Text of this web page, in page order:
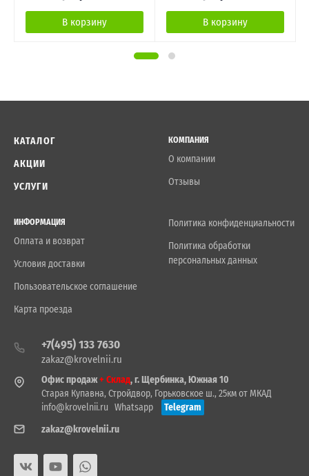
В корзину В корзину
КАТАЛОГ
АКЦИИ
УСЛУГИ
КОМПАНИЯ
О компании
Отзывы
ИНФОРМАЦИЯ
Оплата и возврат
Условия доставки
Пользовательское соглашение
Карта проезда
Политика конфиденциальности
Политика обработки
персональных данных
+7(495) 133 7630
zakaz@krovelnii.ru
Офис продаж+ Склад, г. Щербинка, Южная 10
Старая Купавна, Стройдвор, Горьковское ш., 25км от МКАД
info@krovelnii.ru Whatsapp
Telegram
zakaz@krovelnii.ru